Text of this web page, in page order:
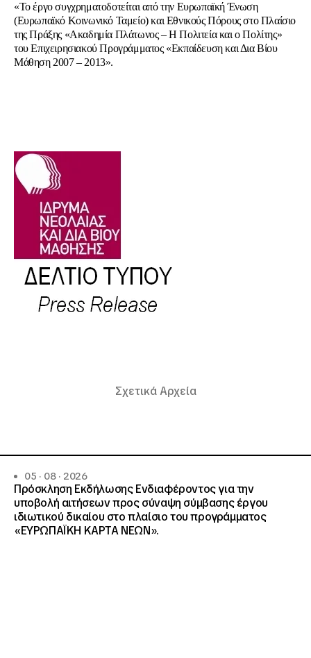
«Το έργο συγχρηματοδοτείται από την Ευρωπαϊκή Ένωση
(Ευρωπαϊκό Κοινωνικό Ταμείο) και Εθνικούς Πόρους στο Πλαίσιο
της Πράξης «Ακαδημία Πλάτωνος – Η Πολιτεία και ο Πολίτης»
του Επιχειρησιακού Προγράμματος «Εκπαίδευση και Δια Βίου
Μάθηση 2007 – 2013».
Σχετικά Αρχεία
05 · 08 · 2026
Πρόσκληση Εκδήλωσης Ενδιαφέροντος για την
υποβολή αιτήσεων προς σύναψη σύμβασης έργου
ιδιωτικού δικαίου στο πλαίσιο του προγράμματος
«ΕΥΡΩΠΑΪΚΗ ΚΑΡΤΑ ΝΕΩΝ».